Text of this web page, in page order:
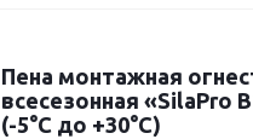
Пена монтажная
всесезонная «SilaPro
(-5°C до +30°C)